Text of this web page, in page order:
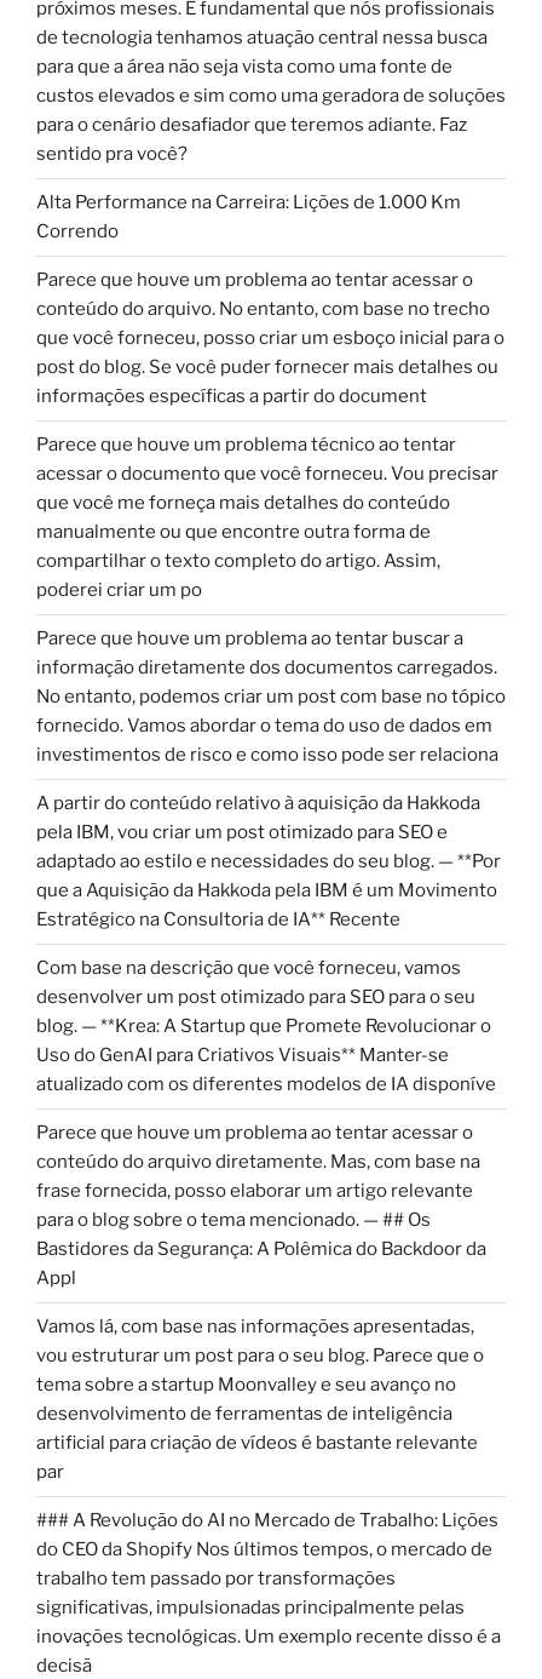
próximos meses. É fundamental que nós profissionais
de tecnologia tenhamos atuação central nessa busca
para que a área não seja vista como uma fonte de
custos elevados e sim como uma geradora de soluções
para o cenário desafiador que teremos adiante. Faz
sentido pra você?
Alta Performance na Carreira: Lições de 1.000 Km
Correndo
Parece que houve um problema ao tentar acessar o
conteúdo do arquivo. No entanto, com base no trecho
que você forneceu, posso criar um esboço inicial para o
post do blog. Se você puder fornecer mais detalhes ou
informações específicas a partir do document
Parece que houve um problema técnico ao tentar
acessar o documento que você forneceu. Vou precisar
que você me forneça mais detalhes do conteúdo
manualmente ou que encontre outra forma de
compartilhar o texto completo do artigo. Assim,
poderei criar um po
Parece que houve um problema ao tentar buscar a
informação diretamente dos documentos carregados.
No entanto, podemos criar um post com base no tópico
fornecido. Vamos abordar o tema do uso de dados em
investimentos de risco e como isso pode ser relaciona
A partir do conteúdo relativo à aquisição da Hakkoda
pela IBM, vou criar um post otimizado para SEO e
adaptado ao estilo e necessidades do seu blog. — **Por
que a Aquisição da Hakkoda pela IBM é um Movimento
Estratégico na Consultoria de IA** Recente
Com base na descrição que você forneceu, vamos
desenvolver um post otimizado para SEO para o seu
blog. — **Krea: A Startup que Promete Revolucionar o
Uso do GenAI para Criativos Visuais** Manter-se
atualizado com os diferentes modelos de IA disponíve
Parece que houve um problema ao tentar acessar o
conteúdo do arquivo diretamente. Mas, com base na
frase fornecida, posso elaborar um artigo relevante
para o blog sobre o tema mencionado. — ## Os
Bastidores da Segurança: A Polêmica do Backdoor da
Appl
Vamos lá, com base nas informações apresentadas,
vou estruturar um post para o seu blog. Parece que o
tema sobre a startup Moonvalley e seu avanço no
desenvolvimento de ferramentas de inteligência
artificial para criação de vídeos é bastante relevante
par
### A Revolução do AI no Mercado de Trabalho: Lições
do CEO da Shopify Nos últimos tempos, o mercado de
trabalho tem passado por transformações
significativas, impulsionadas principalmente pelas
inovações tecnológicas. Um exemplo recente disso é a
decisã